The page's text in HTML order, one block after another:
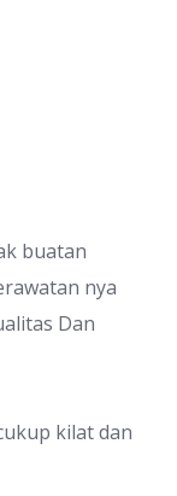
buatan
nya
Dan
kilat dan